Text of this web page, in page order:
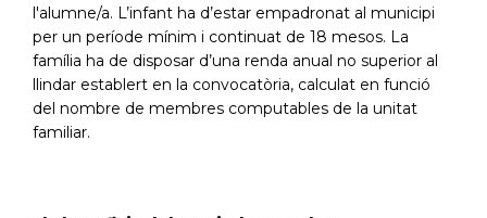
l'alumne/a. L’infant ha d’estar empadronat al municipi
per un període mínim i continuat de 18 mesos. La
família ha de disposar d’una renda anual no superior al
llindar establert en la convocatòria, calculat en funció
del nombre de membres computables de la unitat
familiar.